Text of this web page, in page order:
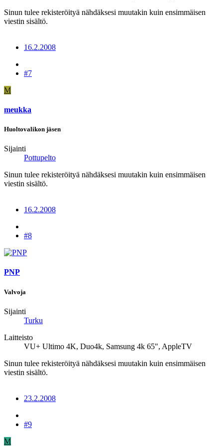
Sinun tulee rekisteröityä nähdäksesi muutakin kuin ensimmäisen
viestin sisältö.
16.2.2008
#7
M
meukka
Huoltovalikon jäsen
Sijainti
Pottupelto
Sinun tulee rekisteröityä nähdäksesi muutakin kuin ensimmäisen
viestin sisältö.
16.2.2008
#8
PNP
Valvoja
Sijainti
Turku
Laitteisto
VU+ Ultimo 4K, Duo4k, Samsung 4k 65", AppleTV
Sinun tulee rekisteröityä nähdäksesi muutakin kuin ensimmäisen
viestin sisältö.
23.2.2008
#9
M